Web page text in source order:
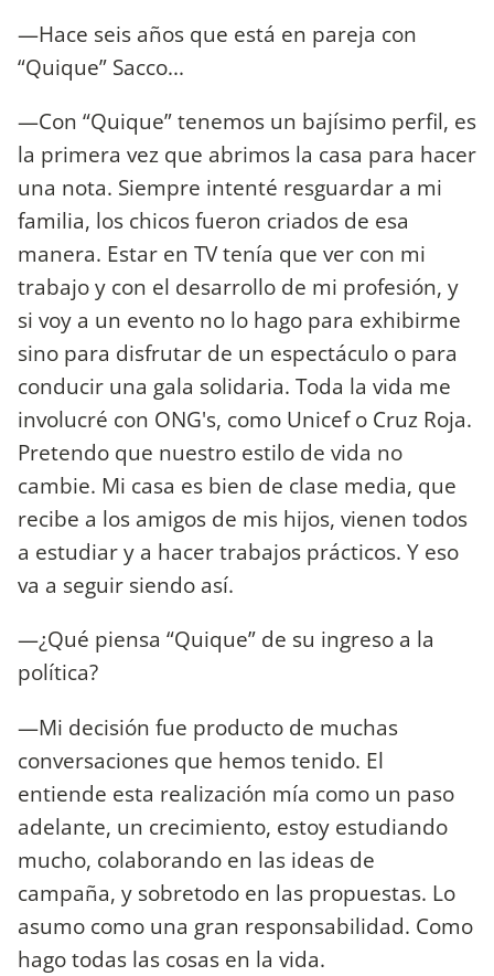
—Hace seis años que está en pareja con
“Quique” Sacco...
—Con “Quique” tenemos un bajísimo perfil, es
la primera vez que abrimos la casa para hacer
una nota. Siempre intenté resguardar a mi
familia, los chicos fueron criados de esa
manera. Estar en TV tenía que ver con mi
trabajo y con el desarrollo de mi profesión, y
si voy a un evento no lo hago para exhibirme
sino para disfrutar de un espectáculo o para
conducir una gala solidaria. Toda la vida me
involucré con ONG's, como Unicef o Cruz Roja.
Pretendo que nuestro estilo de vida no
cambie. Mi casa es bien de clase media, que
recibe a los amigos de mis hijos, vienen todos
a estudiar y a hacer trabajos prácticos. Y eso
va a seguir siendo así.
—¿Qué piensa “Quique” de su ingreso a la
política?
—Mi decisión fue producto de muchas
conversaciones que hemos tenido. El
entiende esta realización mía como un paso
adelante, un crecimiento, estoy estudiando
mucho, colaborando en las ideas de
campaña, y sobretodo en las propuestas. Lo
asumo como una gran responsabilidad. Como
hago todas las cosas en la vida.